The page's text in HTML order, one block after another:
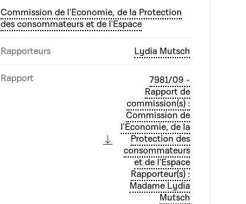
Commission de l'Economie, de la Protection
des consommateurs et de l'Espace
Rapporteurs Lydia Mutsch
Rapport
7981/09 -
Rapport de
commission(s) :
Commission de
l'Economie, de la
Protection des
consommateurs
et de l'Espace
Rapporteur(s) :
Madame Lydia
Mutsch